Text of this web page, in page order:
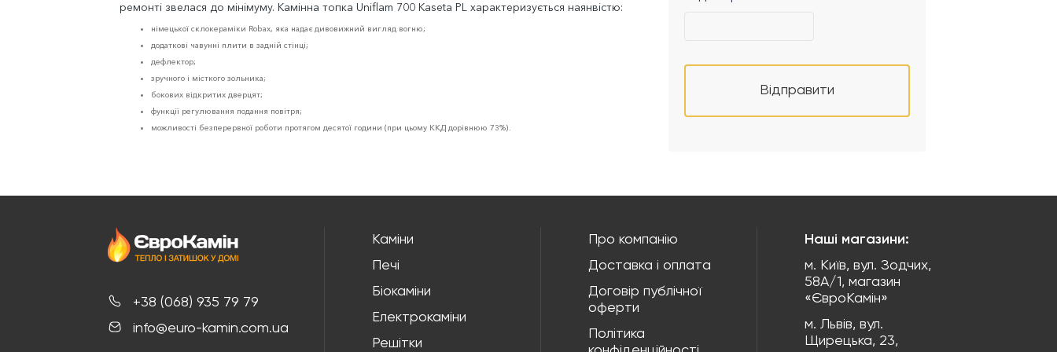
ремонті звелася до мінімуму. Камінна топка Uniflam 700 Kaseta PL характеризується наянвістю:
німецької склокераміки Robax, яка надає дивовижний вигляд вогню;
додаткові чавунні плити в задній стінці;
дефлектор;
зручного і місткого зольника;
бокових відкритих дверцят;
функції регулювання подання повітря;
можливості безперервної роботи протягом десятої години (при цьому ККД дорівнюю 73%).
Відправити
+38 (068) 935 79 79
info@euro-kamin.com.ua
Каміни
Печі
Біокаміни
Електрокаміни
Решітки
Про компанію
Доставка і оплата
Договір публічної
оферти
Політика
Наші магазини:
м. Київ, вул. Зодчих,
58А/1, магазин
«ЄвроКамін»
м. Львів, вул.
Щирецька, 23,